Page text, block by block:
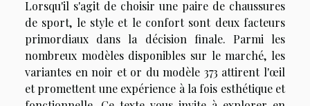
Lorsqu'il s'agit de choisir une paire de chaussures
de sport, le style et le confort sont deux facteurs
primordiaux dans la décision finale. Parmi les
nombreux modèles disponibles sur le marché, les
variantes en noir et or du modèle 373 attirent l'œil
et promettent une expérience à la fois esthétique et